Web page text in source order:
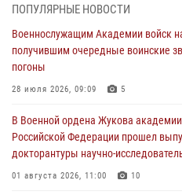
27 июля 2026, 14:49 7
Военная академия информирует!
23 июля 2026, 04:51
Курсант Военной академии войск
22 июля 2026, 09:41
Мастер‑класс по стрельбе:
20 июля 2026, 11:17
ПОПУЛЯРНЫЕ НОВОСТИ
Военнослужащим Академии войск
получившим очередные воинские
погоны
28 июля 2026, 09:09 5
В Военной ордена Жукова
Российской Федерации прошел
докторантуры научно-
01 августа 2026, 11:00 10